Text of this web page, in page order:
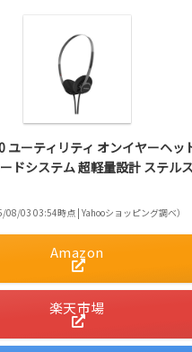
ユーティリティ オンイヤーヘッ
ドシステム 超軽量設計 ステル
08/03 03:54時点 | Yahooショッピング調べ）
Amazon
楽天市場